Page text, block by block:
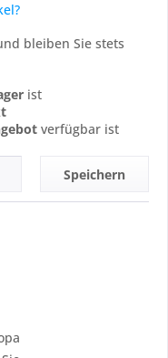
bleiben Sie stets
ist
verfügbar ist
Speichern